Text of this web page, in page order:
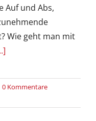
Auf und Abs,
Wie geht man mit
0 Kommentare